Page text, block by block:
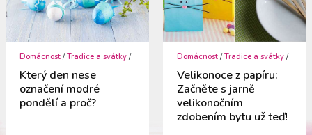
Domácnost /Tradice a svátky /
Který den nese
označení modré
pondělí a proč?
Domácnost /Tradice a svátky /
Velikonoce z papíru:
Začněte s jarně
velikonočním
zdobením bytu už teď!